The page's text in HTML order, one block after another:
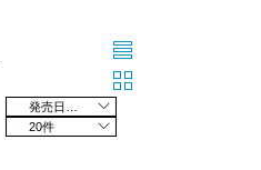
20件